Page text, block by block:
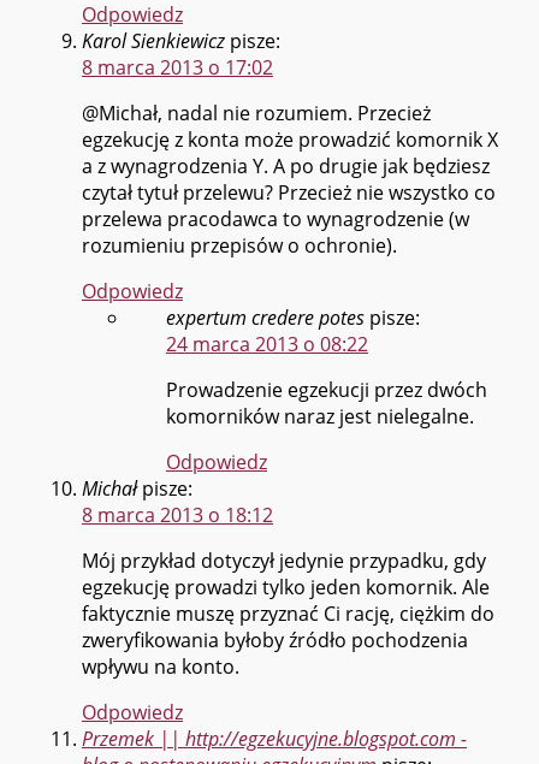
Odpowiedz
Karol Sienkiewicz pisze:
8 marca 2013 o 17:02
@Michał, nadal nie rozumiem. Przecież
egzekucję z konta może prowadzić komornik X
a z wynagrodzenia Y. A po drugie jak będziesz
czytał tytuł przelewu? Przecież nie wszystko co
przelewa pracodawca to wynagrodzenie (w
rozumieniu przepisów o ochronie).
Odpowiedz
expertum credere potes pisze:
24 marca 2013 o 08:22
Prowadzenie egzekucji przez dwóch
komorników naraz jest nielegalne.
Odpowiedz
Michał pisze:
8 marca 2013 o 18:12
Mój przykład dotyczył jedynie przypadku, gdy
egzekucję prowadzi tylko jeden komornik. Ale
faktycznie muszę przyznać Ci rację, ciężkim do
zweryfikowania byłoby źródło pochodzenia
wpływu na konto.
Odpowiedz
Przemek || http://egzekucyjne.blogspot.com -